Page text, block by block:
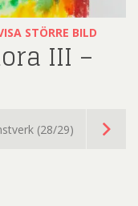
STÖRRE BILD
III –
(28/29)